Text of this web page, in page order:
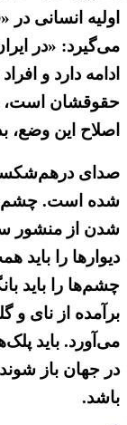
اولیه انسانی
می‌گیرد: «در
ادامه دارد و
حقوقشان است،
اصلاح این
صدای
شده است. چشم‌ها
شدن از منشور
دیوارها را
چشم‌ها را باید
برآمده از نای
می‌آورد. باید
در جهان باز
باشد.